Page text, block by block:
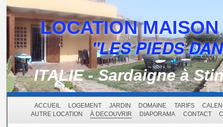
LOCATION MAISON
"LES PIEDS
ITALIE - Sardaigne à
ACCUEIL LOGEMENT JARDIN DOMAINE TARIFS
AUTRE LOCATION
À DECOUVRIR DIAPORAMA CONTACT